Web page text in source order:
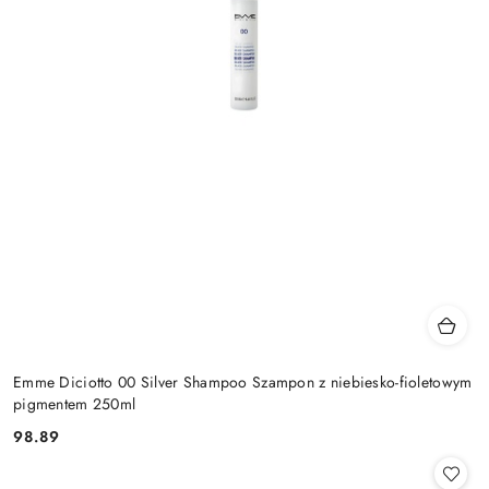
Emme Diciotto 00 Silver Shampoo Szampon z niebiesko-fioletowym
pigmentem 250ml
Cena:
98.89